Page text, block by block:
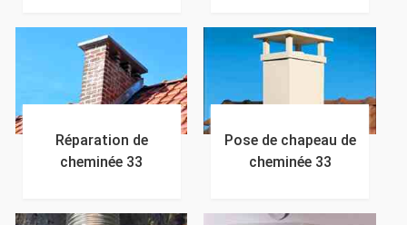
Réparation de
cheminée 33
Pose de chapeau de
cheminée 33